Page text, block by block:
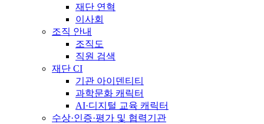
재단 연혁
이사회
조직 안내
조직도
직원 검색
재단 CI
기관 아이덴티티
과학문화 캐릭터
AI·디지털 교육 캐릭터
수상·인증·평가 및 협력기관